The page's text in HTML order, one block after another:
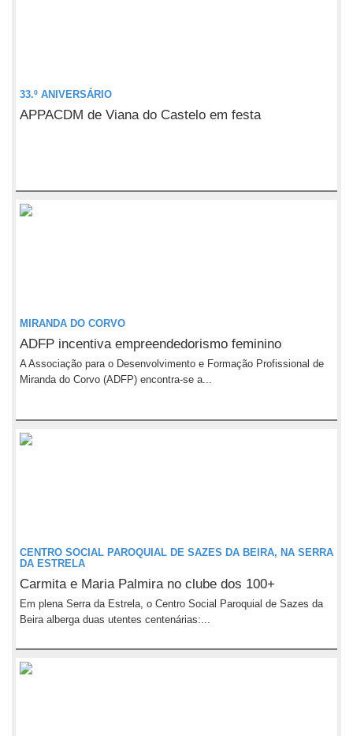
33.º ANIVERSÁRIO
APPACDM de Viana do Castelo em festa
MIRANDA DO CORVO
ADFP incentiva empreendedorismo feminino
A Associação para o Desenvolvimento e Formação Profissional de
Miranda do Corvo (ADFP) encontra-se a...
CENTRO SOCIAL PAROQUIAL DE SAZES DA BEIRA, NA SERRA
DA ESTRELA
Carmita e Maria Palmira no clube dos 100+
Em plena Serra da Estrela, o Centro Social Paroquial de Sazes da
Beira alberga duas utentes centenárias:...